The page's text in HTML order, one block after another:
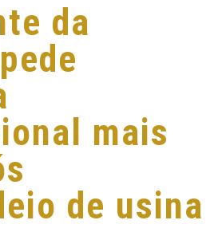
da
mais
de usina